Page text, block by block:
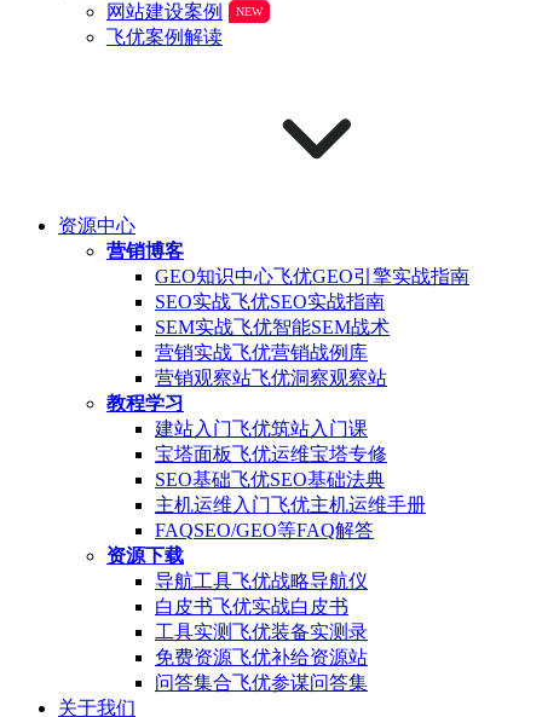
网站建设案例
NEW
飞优案例解读
资源中心
营销博客
GEO知识中心飞优GEO引擎实战指南
SEO实战飞优SEO实战指南
SEM实战飞优智能SEM战术
营销实战飞优营销战例库
营销观察站飞优洞察观察站
教程学习
建站入门飞优筑站入门课
宝塔面板飞优运维宝塔专修
SEO基础飞优SEO基础法典
主机运维入门飞优主机运维手册
FAQSEO/GEO等FAQ解答
资源下载
导航工具飞优战略导航仪
白皮书飞优实战白皮书
工具实测飞优装备实测录
免费资源飞优补给资源站
问答集合飞优参谋问答集
关于我们